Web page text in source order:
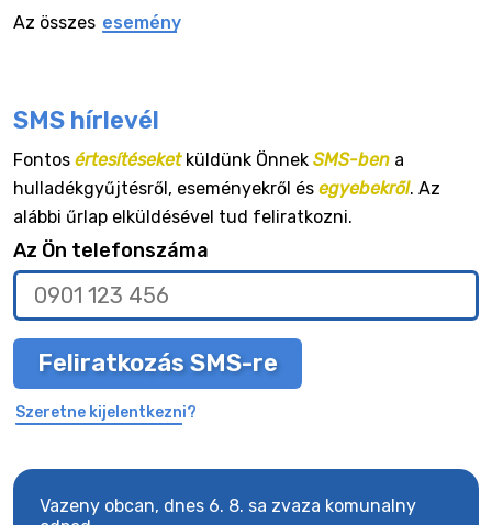
Az összes esemény
SMS hírlevél
Fontos értesítéseketküldünk Önnek SMS-ben a
hulladékgyűjtésről, eseményekről és egyebekről. Az
alábbi űrlap elküldésével tud feliratkozni.
Az Ön telefonszáma
Feliratkozás SMS-re
Szeretne kijelentkezni?
Vazeny obcan, dnes 6. 8. sa zvaza komunalny